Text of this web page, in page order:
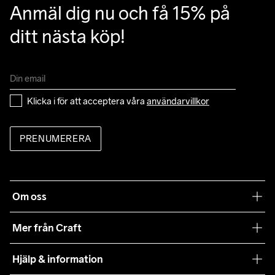
Anmäl dig nu och få 15% på
ditt nästa köp!
Klicka i för att acceptera våra användarvillkor
PRENUMERERA
Om oss
Mer från Craft
Teamwear
Hjälp & information